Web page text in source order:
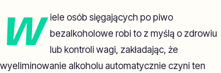
W
iele osób sięgających po piwo
bezalkoholowe robi to z myślą o zdrowiu
lub kontroli wagi, zakładając, że
wyeliminowanie alkoholu automatycznie czyni ten